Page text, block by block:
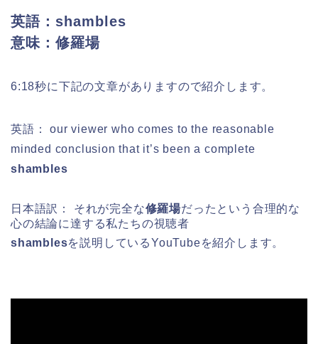
英語：shambles
意味：修羅場
6:18秒に下記の文章がありますので紹介します。
英語： our viewer who comes to the reasonable
minded conclusion that it’s been a complete
shambles
日本語訳： それが完全な修羅場だったという合理的な
心の結論に達する私たちの視聴者
shamblesを説明しているYouTubeを紹介します。